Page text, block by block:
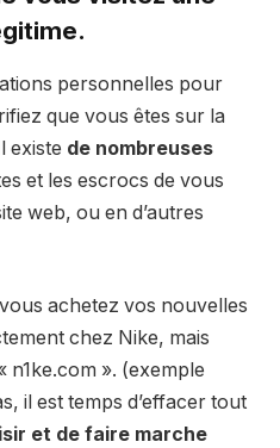
personnelles pour
que vous êtes sur la
existe de nombreuses
et les escrocs de vous
web, ou en d’autres
achetez vos nouvelles
chez Nike, mais
». (exemple
il est temps d’effacer tout
et de faire marche